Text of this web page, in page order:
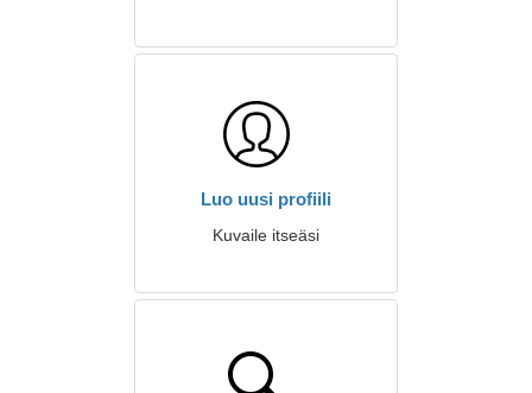
Luo uusi profiili
Kuvaile itseäsi